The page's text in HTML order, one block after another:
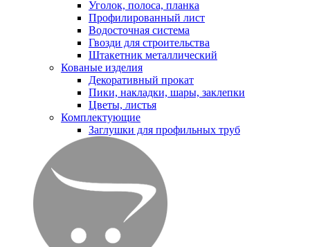
Уголок, полоса, планка
Профилированный лист
Водосточная система
Гвозди для строительства
Штакетник металлический
Кованые изделия
Декоративный прокат
Пики, накладки, шары, заклепки
Цветы, листья
Комплектующие
Заглушки для профильных труб